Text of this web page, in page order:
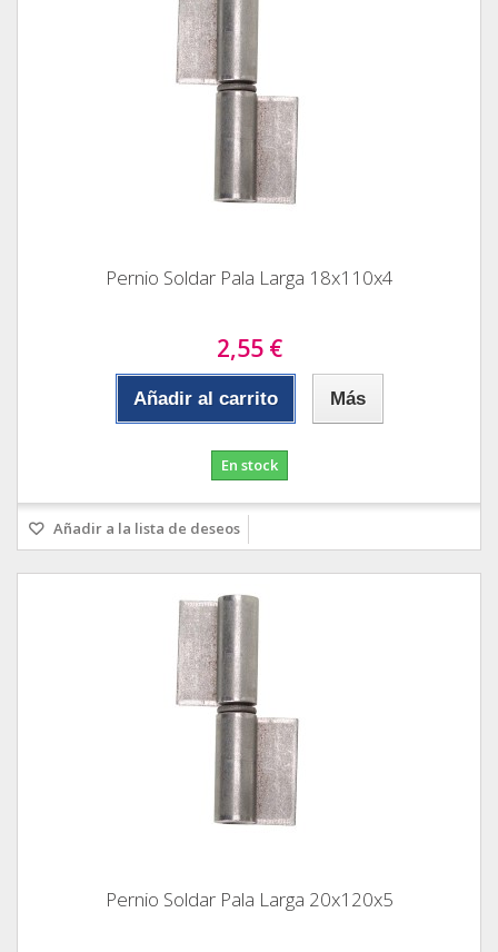
Pernio Soldar Pala Larga 18x110x4
2,55 €
Añadir al carrito Más
En stock
Añadir a la lista de deseos
Pernio Soldar Pala Larga 20x120x5